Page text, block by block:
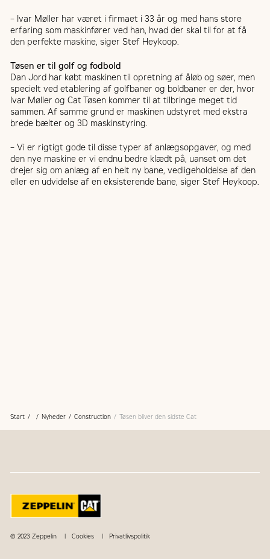
– Ivar Møller har været i firmaet i 33 år og med hans store
erfaring som maskinfører ved han, hvad der skal til for at få
den perfekte maskine, siger Stef Heykoop.
Tøsen er til golf og fodbold
Dan Jord har købt maskinen til opretning af åløb og søer, men
specielt ved etablering af golfbaner og boldbaner er der, hvor
Ivar Møller og Cat Tøsen kommer til at tilbringe meget tid
sammen. Af samme grund er maskinen udstyret med ekstra
brede bælter og 3D maskinstyring.
– Vi er rigtigt gode til disse typer af anlægsopgaver, og med
den nye maskine er vi endnu bedre klædt på, uanset om det
drejer sig om anlæg af en helt ny bane, vedligeholdelse af den
eller en udvidelse af en eksisterende bane, siger Stef Heykoop.
Start Nyheder Construction Tøsen bliver den sidste Cat
© 2023 Zeppelin Cookies Privatlivspolitik